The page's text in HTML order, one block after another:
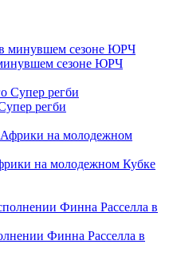
сезоне ЮРЧ
регби
на молодежном Кубке
Финна Расселла в